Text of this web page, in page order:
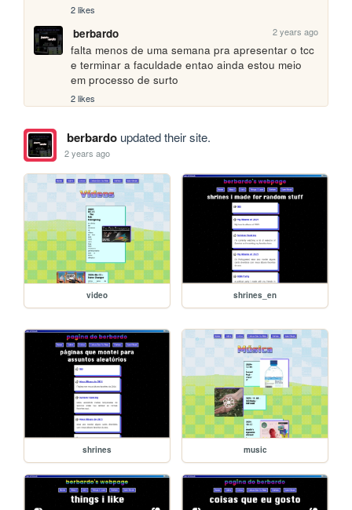
2 likes
berbardo 2 years ago
falta menos de uma semana pra apresentar o tcc
e terminar a faculdade entao ainda estou meio
em processo de surto
2 likes
berbardoupdated their site.
2 years ago
video shrines_en
shrines music